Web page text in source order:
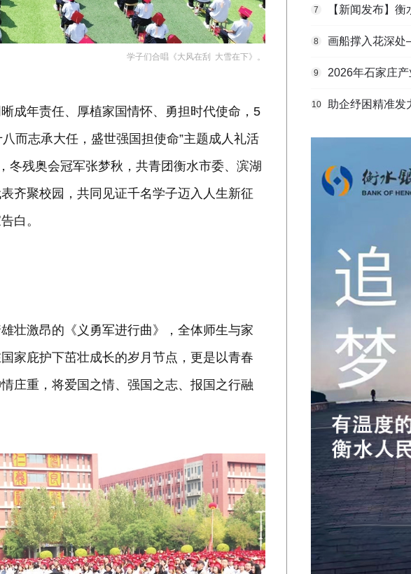
学子们合唱《大风在刮 大雪在下》。
成年责任、厚植家国情怀、勇担时代使命，5
而志承大任，盛世强国担使命”主题成人礼活
冬残奥会冠军张梦秋，共青团衡水市委、滨湖
齐聚校园，共同见证千名学子迈入人生新征
白。
激昂的《义勇军进行曲》，全体师生与家
家庇护下茁壮成长的岁月节点，更是以青春
庄重，将爱国之情、强国之志、报国之行融
7 【新闻发布】衡水市
8 画船撑入花深
9 2026年石家庄产业园
10 助企纾困精准发力